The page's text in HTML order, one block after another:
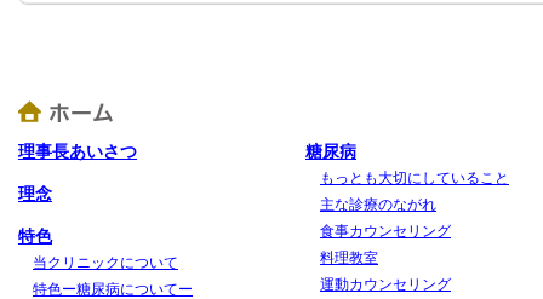
理事長あいさつ
理念
特色
当クリニックについて
特色ー糖尿病についてー
糖尿病
もっとも大切にしていること
主な診療のながれ
食事カウンセリング
料理教室
運動カウンセリング